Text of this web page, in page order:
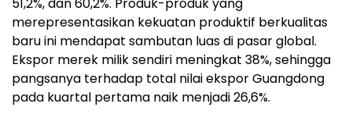
merepresentasikan kekuatan produktif berkualitas
baru ini mendapat sambutan luas di pasar global.
Ekspor merek milik sendiri meningkat 38%, sehingga
pangsanya terhadap total nilai ekspor Guangdong
pada kuartal pertama naik menjadi 26,6%.